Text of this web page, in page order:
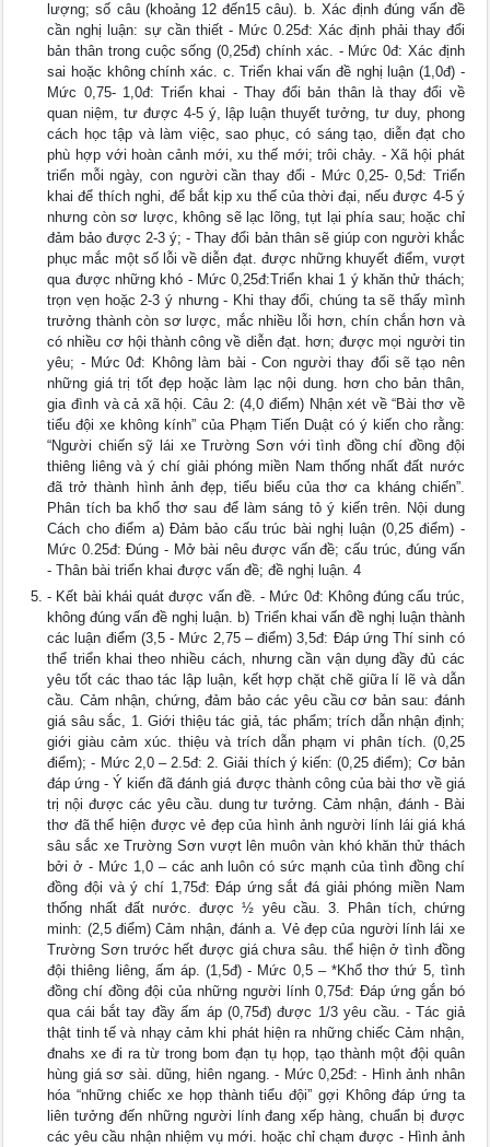
lượng; số câu (khoảng 12 đến15 câu). b. Xác định đúng vấn đề
cần nghị luận: sự cần thiết - Mức 0.25đ: Xác định phải thay đổi
bản thân trong cuộc sống (0,25đ) chính xác. - Mức 0đ: Xác định
sai hoặc không chính xác. c. Triển khai vấn đề nghị luận (1,0đ) -
Mức 0,75- 1,0đ: Triển khai - Thay đổi bản thân là thay đổi về
quan niệm, tư được 4-5 ý, lập luận thuyết tưởng, tư duy, phong
cách học tập và làm việc, sao phục, có sáng tạo, diễn đạt cho
phù hợp với hoàn cảnh mới, xu thế mới; trôi chảy. - Xã hội phát
triển mỗi ngày, con người cần thay đổi - Mức 0,25- 0,5đ: Triển
khai để thích nghi, để bắt kịp xu thế của thời đại, nếu được 4-5 ý
nhưng còn sơ lược, không sẽ lạc lõng, tụt lại phía sau; hoặc chỉ
đảm bảo được 2-3 ý; - Thay đổi bản thân sẽ giúp con người khắc
phục mắc một số lỗi về diễn đạt. được những khuyết điểm, vượt
qua được những khó - Mức 0,25đ:Triển khai 1 ý khăn thử thách;
trọn vẹn hoặc 2-3 ý nhưng - Khi thay đổi, chúng ta sẽ thấy mình
trưởng thành còn sơ lược, mắc nhiều lỗi hơn, chín chắn hơn và
có nhiều cơ hội thành công về diễn đạt. hơn; được mọi người tin
yêu; - Mức 0đ: Không làm bài - Con người thay đổi sẽ tạo nên
những giá trị tốt đẹp hoặc làm lạc nội dung. hơn cho bản thân,
gia đình và cả xã hội. Câu 2: (4,0 điểm) Nhận xét về “Bài thơ về
tiểu đội xe không kính” của Phạm Tiến Duật có ý kiến cho rằng:
“Người chiến sỹ lái xe Trường Sơn với tình đồng chí đồng đội
thiêng liêng và ý chí giải phóng miền Nam thống nhất đất nước
đã trở thành hình ảnh đẹp, tiểu biểu của thơ ca kháng chiến”.
Phân tích ba khổ thơ sau để làm sáng tỏ ý kiến trên. Nội dung
Cách cho điểm a) Đảm bảo cấu trúc bài nghị luận (0,25 điểm) -
Mức 0.25đ: Đúng - Mở bài nêu được vấn đề; cấu trúc, đúng vấn
- Thân bài triển khai được vấn đề; đề nghị luận. 4
- Kết bài khái quát được vấn đề. - Mức 0đ: Không đúng cấu trúc,
không đúng vấn đề nghị luận. b) Triển khai vấn đề nghị luận thành
các luận điểm (3,5 - Mức 2,75 – điểm) 3,5đ: Đáp ứng Thí sinh có
thể triển khai theo nhiều cách, nhưng cần vận dụng đầy đủ các
yêu tốt các thao tác lập luận, kết hợp chặt chẽ giữa lí lẽ và dẫn
cầu. Cảm nhận, chứng, đảm bảo các yêu cầu cơ bản sau: đánh
giá sâu sắc, 1. Giới thiệu tác giả, tác phẩm; trích dẫn nhận định;
giới giàu cảm xúc. thiệu và trích dẫn phạm vi phân tích. (0,25
điểm); - Mức 2,0 – 2.5đ: 2. Giải thích ý kiến: (0,25 điểm); Cơ bản
đáp ứng - Ý kiến đã đánh giá được thành công của bài thơ về giá
trị nội được các yêu cầu. dung tư tưởng. Cảm nhận, đánh - Bài
thơ đã thể hiện được vẻ đẹp của hình ảnh người lính lái giá khá
sâu sắc xe Trường Sơn vượt lên muôn vàn khó khăn thử thách
bởi ở - Mức 1,0 – các anh luôn có sức mạnh của tình đồng chí
đồng đội và ý chí 1,75đ: Đáp ứng sắt đá giải phóng miền Nam
thống nhất đất nước. được ½ yêu cầu. 3. Phân tích, chứng
minh: (2,5 điểm) Cảm nhận, đánh a. Vẻ đẹp của người lính lái xe
Trường Sơn trước hết được giá chưa sâu. thể hiện ở tình đồng
đội thiêng liêng, ấm áp. (1,5đ) - Mức 0,5 – *Khổ thơ thứ 5, tình
đồng chí đồng đội của những người lính 0,75đ: Đáp ứng gắn bó
qua cái bắt tay đầy ấm áp (0,75đ) được 1/3 yêu cầu. - Tác giả
thật tinh tế và nhạy cảm khi phát hiện ra những chiếc Cảm nhận,
đnahs xe đi ra từ trong bom đạn tụ họp, tạo thành một đội quân
hùng giá sơ sài. dũng, hiên ngang. - Mức 0,25đ: - Hình ảnh nhân
hóa “những chiếc xe họp thành tiểu đội” gợi Không đáp ứng ta
liên tưởng đến những người lính đang xếp hàng, chuẩn bị được
các yêu cầu nhận nhiệm vụ mới. hoặc chỉ chạm được - Hình ảnh